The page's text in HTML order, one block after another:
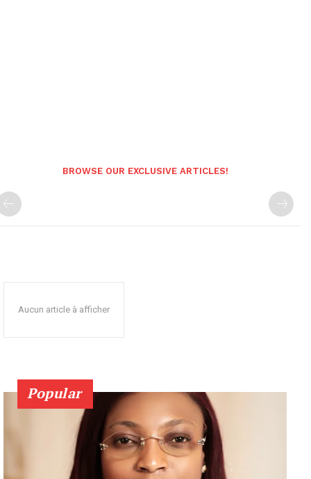
BROWSE OUR EXCLUSIVE ARTICLES!
Aucun article à afficher
Popular